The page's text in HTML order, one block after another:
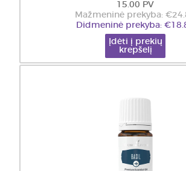
15.00 PV
Mažmeninė prekyba:
Didmeninė prekyba:
Įdėti į prekių
krepšelį